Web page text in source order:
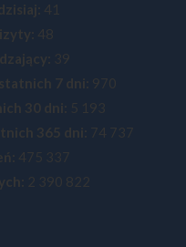
41
48
39
7 dni: 970
30 dni:
5 193
365 dni: 74 737
475 337
2 390 822